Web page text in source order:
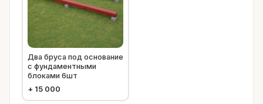
Два бруса под основание
с фундаментными
блоками 6шт
+ 15 000